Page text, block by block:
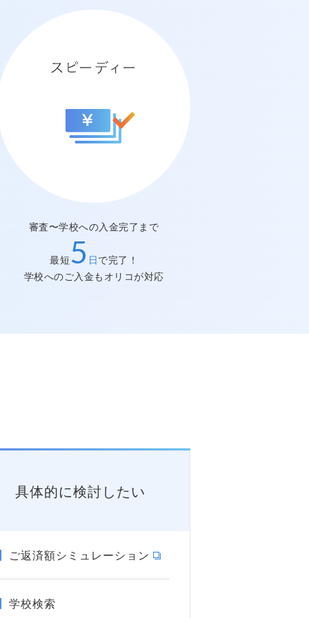
ピーディー
審査〜学校への入金完了まで
最短 5 日で完了！
学校へのご入金もオリコが対応
具体的に検討したい
ご返済額シミュレーション
学校検索